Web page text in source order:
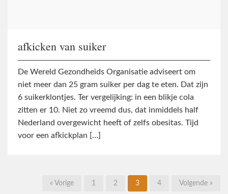
afkicken van suiker
De Wereld Gezondheids Organisatie adviseert om
niet meer dan 25 gram suiker per dag te eten. Dat zijn
6 suikerklontjes. Ter vergelijking: in een blikje cola
zitten er 10. Niet zo vreemd dus, dat inmiddels half
Nederland overgewicht heeft of zelfs obesitas. Tijd
voor een afkickplan […]
« Vorige 1 2 3 4 Volgende »